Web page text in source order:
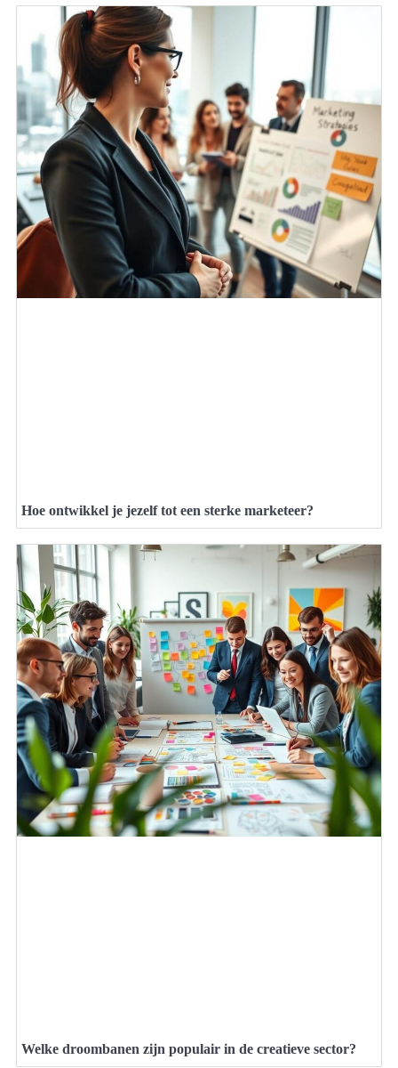
Hoe ontwikkel je jezelf tot een sterke marketeer?
Welke droombanen zijn populair in de creatieve sector?